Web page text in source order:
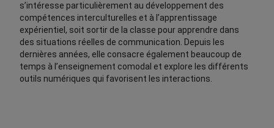
s’intéresse particulièrement au développement des
compétences interculturelles et à l’apprentissage
expérientiel, soit sortir de la classe pour apprendre dans
des situations réelles de communication. Depuis les
dernières années, elle consacre également beaucoup de
temps à l’enseignement comodal et explore les différents
outils numériques qui favorisent les interactions.